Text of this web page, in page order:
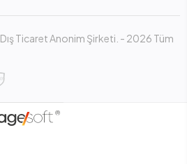
Ticaret Anonim Şirketi. - 2026 Tüm